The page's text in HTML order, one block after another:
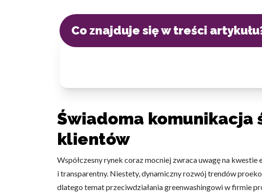
Co znajduje się w treści
Świadoma komunikacja
klientów
Współczesny rynek coraz mocniej zwraca uwagę na
i transparentny. Niestety, dynamiczny rozwój trendów
dlatego temat przeciwdziałania greenwashingowi w firmie